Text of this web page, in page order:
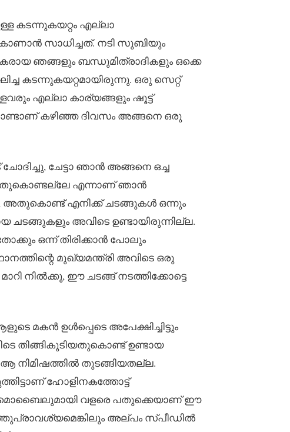
കടന്നുകയറ്റം എല്ലാ
കാണാൻ സാധിച്ചത്. നടി സുബിയും
ഞങ്ങളും ബന്ധുമിത്രാദികളും ഒക്കെ
കടന്നുകയറ്റമായിരുന്നു. ഒരു സെറ്റ്
എല്ലാ കാര്യങ്ങളും ഷൂട്ട്
കഴിഞ്ഞ ദിവസം അങ്ങനെ ഒരു
ചേട്ടാ ഞാൻ അങ്ങനെ ഒച്ച
എന്നാണ് ഞാൻ
അതുകൊണ്ട് എനിക്ക് ചടങ്ങുകൾ ഒന്നും
ചടങ്ങുകളും അവിടെ ഉണ്ടായിരുന്നില്ല.
ഒന്ന് തിരിക്കാൻ പോലും
മുഖ്യമന്ത്രി അവിടെ ഒരു
നിൽക്കൂ, ഈ ചടങ്ങ് നടത്തിക്കോട്ടെ
മകൻ ഉൾപ്പെടെ അപേക്ഷിച്ചിട്ടും
തിങ്ങികൂടിയതുകൊണ്ട് ഉണ്ടായ
നിമിഷത്തിൽ തുടങ്ങിയതല്ല.
ഹോളിനകത്തോട്ട്
വളരെ പതുക്കെയാണ് ഈ
അല്പം സ്പീഡിൽ